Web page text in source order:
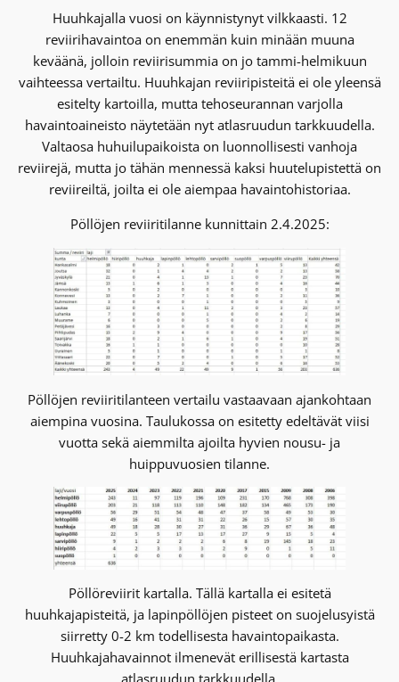
Huuhkajalla vuosi on käynnistynyt vilkkaasti. 12
reviirihavaintoa on enemmän kuin minään muuna
keväänä, jolloin reviirisummia on jo tammi-helmikuun
vaihteessa vertailtu. Huuhkajan reviiripisteitä ei ole yleensä
esitelty kartoilla, mutta tehoseurannan varjolla
havaintoaineisto näytetään nyt atlasruudun tarkkuudella.
Valtaosa huhuilupaikoista on luonnollisesti vanhoja
reviirejä, mutta jo tähän mennessä kaksi huutelupistettä on
reviireiltä, joilta ei ole aiempaa havaintohistoriaa.
Pöllöjen reviiritilanne kunnittain 2.4.2025:
Pöllöjen reviiritilanteen vertailu vastaavaan ajankohtaan
aiempina vuosina. Taulukossa on esitetty edeltävät viisi
vuotta sekä aiemmilta ajoilta hyvien nousu- ja
huippuvuosien tilanne.
Pöllöreviirit kartalla. Tällä kartalla ei esitetä
huuhkajapisteitä, ja lapinpöllöjen pisteet on suojelusyistä
siirretty 0-2 km todellisesta havaintopaikasta.
Huuhkajahavainnot ilmenevät erillisestä kartasta